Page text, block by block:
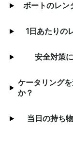
ボートのレン
1日あたりの
安全対策
ケータリング
か？
当日の持ち